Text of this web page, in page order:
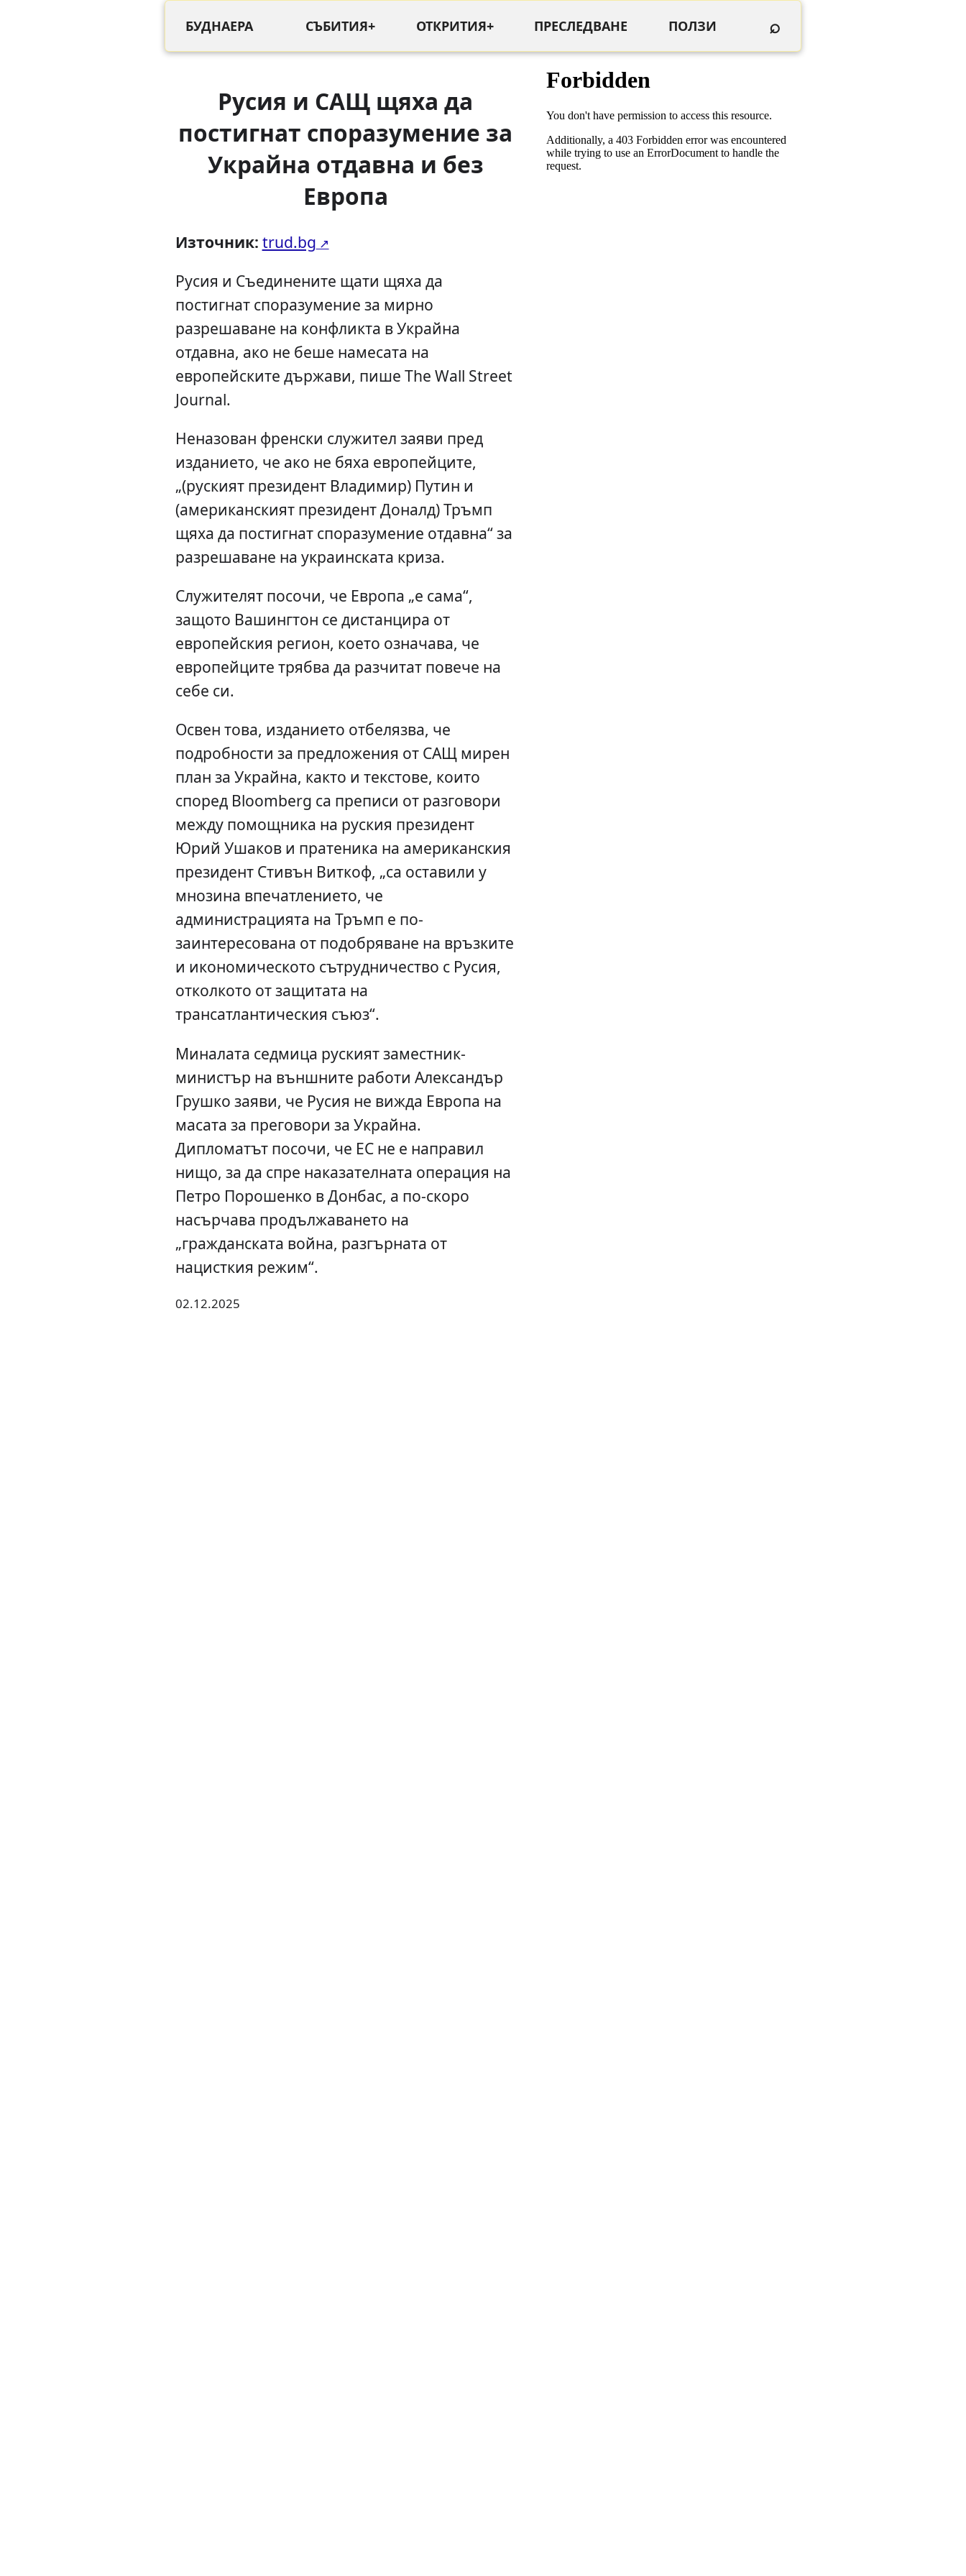
БУДНАЕРА СЪБИТИЯ+ ОТКРИТИЯ+ ПРЕСЛЕДВАНЕ ПОЛЗИ ⌕
Русия и САЩ щяха да
постигнат споразумение за
Украйна отдавна и без
Европа
Източник: trud.bg
Русия и Съединените щати щяха да
постигнат споразумение за мирно
разрешаване на конфликта в Украйна
отдавна, ако не беше намесата на
европейските държави, пише The Wall Street
Journal.
Неназован френски служител заяви пред
изданието, че ако не бяха европейците,
„(руският президент Владимир) Путин и
(американският президент Доналд) Тръмп
щяха да постигнат споразумение отдавна“ за
разрешаване на украинската криза.
Служителят посочи, че Европа „е сама“,
защото Вашингтон се дистанцира от
европейския регион, което означава, че
европейците трябва да разчитат повече на
себе си.
Освен това, изданието отбелязва, че
подробности за предложения от САЩ мирен
план за Украйна, както и текстове, които
според Bloomberg са преписи от разговори
между помощника на руския президент
Юрий Ушаков и пратеника на американския
президент Стивън Виткоф, „са оставили у
мнозина впечатлението, че
администрацията на Тръмп е по-
заинтересована от подобряване на връзките
и икономическото сътрудничество с Русия,
отколкото от защитата на
трансатлантическия съюз“.
Миналата седмица руският заместник-
министър на външните работи Александър
Грушко заяви, че Русия не вижда Европа на
масата за преговори за Украйна.
Дипломатът посочи, че ЕС не е направил
нищо, за да спре наказателната операция на
Петро Порошенко в Донбас, а по-скоро
насърчава продължаването на
„гражданската война, разгърната от
нацисткия режим“.
02.12.2025